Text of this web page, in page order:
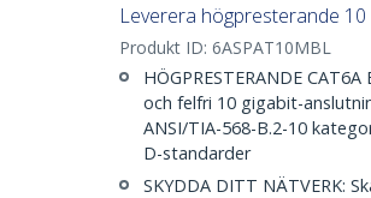
Leverera högpresterande
Produkt ID: 6ASPAT10MBL
HÖGPRESTERANDE
och felfri 10 gigabit-
ANSI/TIA-568-B.2-10
D-standarder
SKYDDA DITT NÄTVERK: